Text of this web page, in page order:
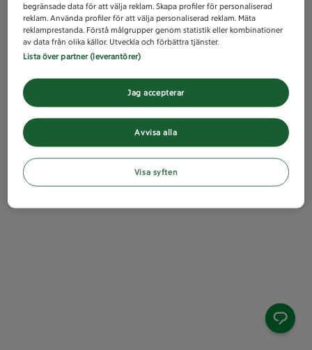
begränsade data för att välja reklam. Skapa profiler för personaliserad
reklam. Använda profiler för att välja personaliserad reklam. Mäta
reklamprestanda. Förstå målgrupper genom statistik eller kombinationer
av data från olika källor. Utveckla och förbättra tjänster.
Lista över partner (leverantörer)
Avvisa alla
Jag accepterar
Visa syften